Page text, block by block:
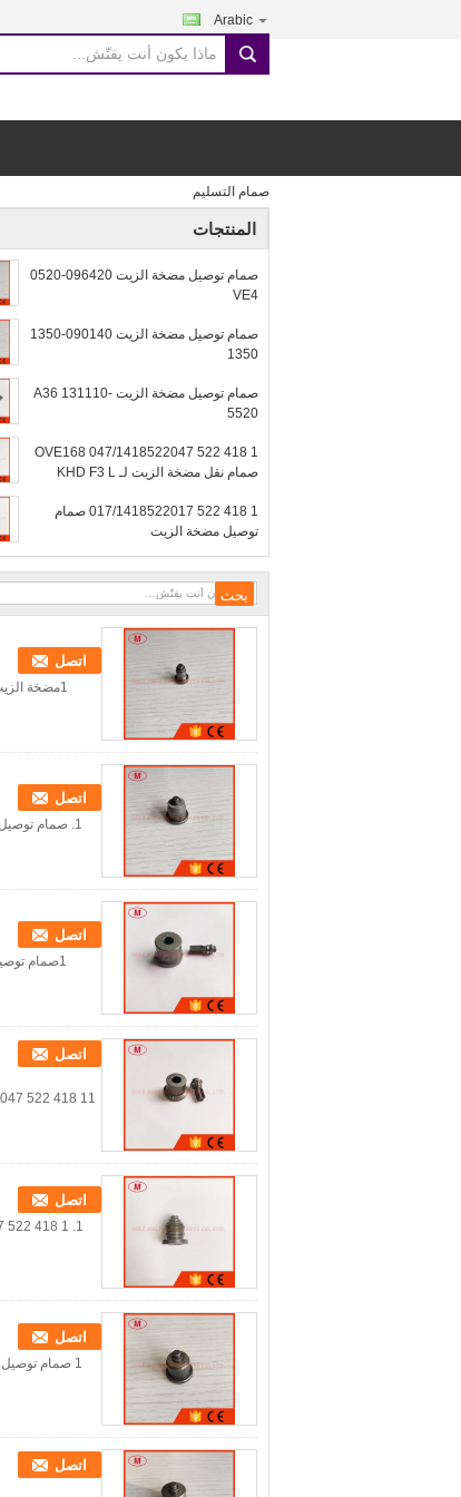
Arabic
search
صمام التسليم
المنتجات
صمام توصيل مضخة الزيت 096420-0520
VE4
صمام توصيل مضخة الزيت 090140-1350
1350
صمام توصيل مضخة الزيت A36 131110-
5520
1 418 522 047/1418522047 OVE168
صمام نقل مضخة الزيت لـ KHD F3 L
1 418 522 017/1418522017 صمام
توصيل مضخة الزيت
اتصل
1مضخة الزيت صمام التسليم 096420-0520 VE4 2-صنع في الصين. 3جودة عالية وسعر تنافسي
اتصل
1. صمام توصيل مضخة الزيت 090140-1350 1350 2. صنع في الصين 3. جودة عالية وسعر تنافسي.
اتصل
1صمام توصيل مضخة الزيتA36 131110-5520 2. صنع في الصين. 3. جودة عالية وسعر تنافسي.
اتصل
اتصل
1. 1 418 522 017/1418522017 صمام توصيل مضخة الزيت 2. صنع في الصين. 3. جودة عالية وسعر تنافسي.
اتصل
1 صمام توصيل A33 131110-5220 لمحرك إيسوزو 4BD1T/6BD1T 2. صنع في الصين 3. جودة عالية وسعر تنافسي
اتصل